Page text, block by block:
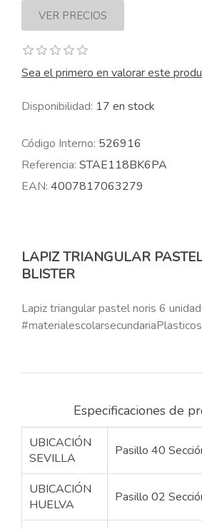
Sea el primero en valorar este
Disponibilidad: 17 en stock
Código Interno: 526916
Referencia: STAE118BK6PA
EAN: 4007817063279
LAPIZ TRIANGULAR
BLISTER
Lapiz triangular pastel noris 6
Especificaciones de
UBICACIÓN
SEVILLA
Pasillo 40
UBICACIÓN
HUELVA
Pasillo 02